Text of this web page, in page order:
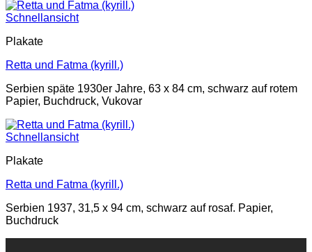
Schnellansicht
Plakate
Retta und Fatma (kyrill.)
Serbien späte 1930er Jahre, 63 x 84 cm, schwarz auf rotem
Papier, Buchdruck, Vukovar
Schnellansicht
Plakate
Retta und Fatma (kyrill.)
Serbien 1937, 31,5 x 94 cm, schwarz auf rosaf. Papier,
Buchdruck